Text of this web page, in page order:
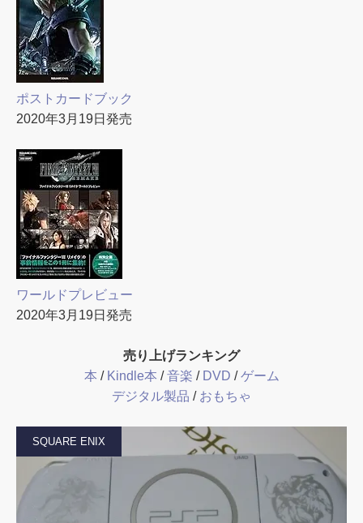
ポストカードブック
2020年3月19日発売
ワールドプレビュー
2020年3月19日発売
売り上げランキング
本 / Kindle本 /音楽 / DVD /ゲーム
デジタル製品 / おもちゃ
SQUARE ENIX